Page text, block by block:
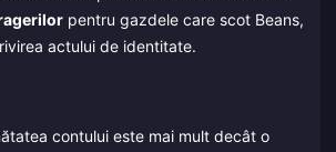
pentru gazdele care scot Beans,
actului de identitate.
contului este mai mult decât o